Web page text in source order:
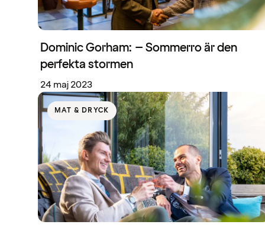
Dominic Gorham: – Sommerro är den
perfekta stormen
24 maj 2023
MAT & DRYCK